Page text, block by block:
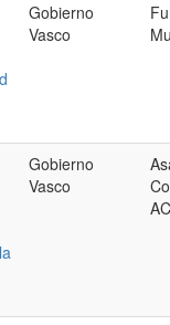
Gobierno
Vasco
Gobierno
Vasco